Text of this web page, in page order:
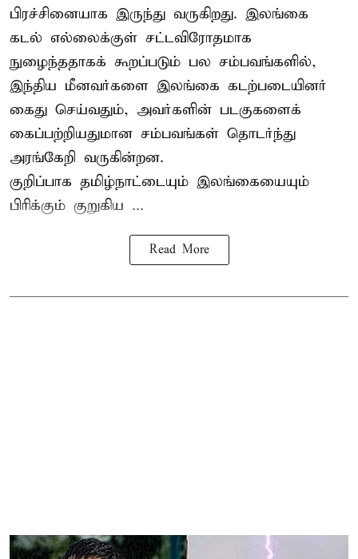
பிரச்சினையாக இருந்து வருகிறது. இலங்கை
கடல் எல்லைக்குள் சட்டவிரோதமாக
நுழைந்ததாகக் கூறப்படும் பல சம்பவங்களில்,
இந்திய மீனவர்களை இலங்கை கடற்படையினர்
கைது செய்வதும், அவர்களின் படகுகளைக்
கைப்பற்றியதுமான சம்பவங்கள் தொடர்ந்து
அரங்கேறி வருகின்றன.
குறிப்பாக தமிழ்நாட்டையும் இலங்கையையும்
பிரிக்கும் குறுகிய ...
Read More